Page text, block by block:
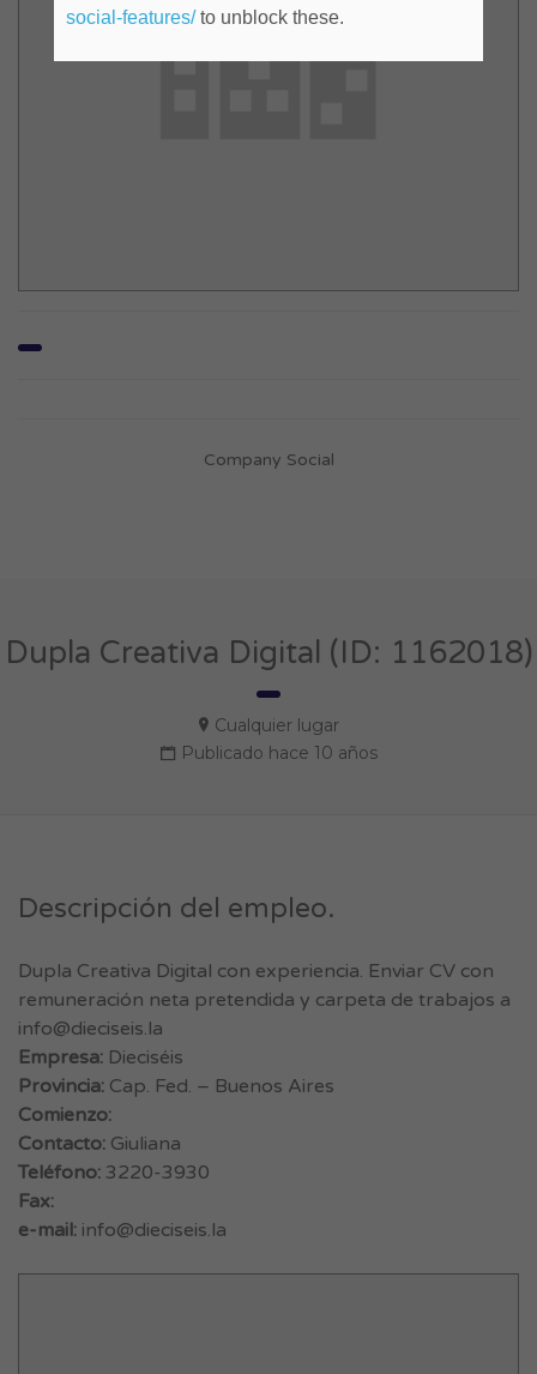
Company Social
Dupla Creativa Digital (ID: 1162018)
Cualquier lugar
Publicado hace 10 años
Descripción del empleo.
Dupla Creativa Digital con experiencia. Enviar CV con
remuneración neta pretendida y carpeta de trabajos a
info@dieciseis.la
Empresa: Dieciséis
Provincia: Cap. Fed. – Buenos Aires
Comienzo:
Contacto: Giuliana
Teléfono: 3220-3930
Fax:
e-mail: info@dieciseis.la
social-features/to unblock these.